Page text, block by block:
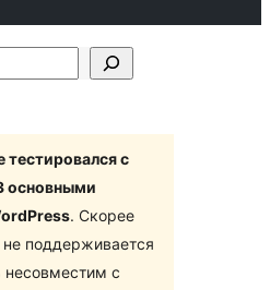
тестировался с
основными
. Скорее
поддерживается
с